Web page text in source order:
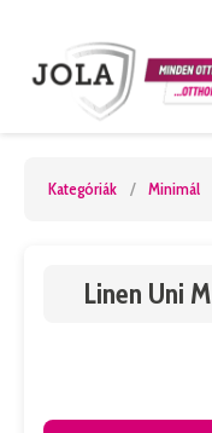
Kategóriák / Minimál
Linen Uni